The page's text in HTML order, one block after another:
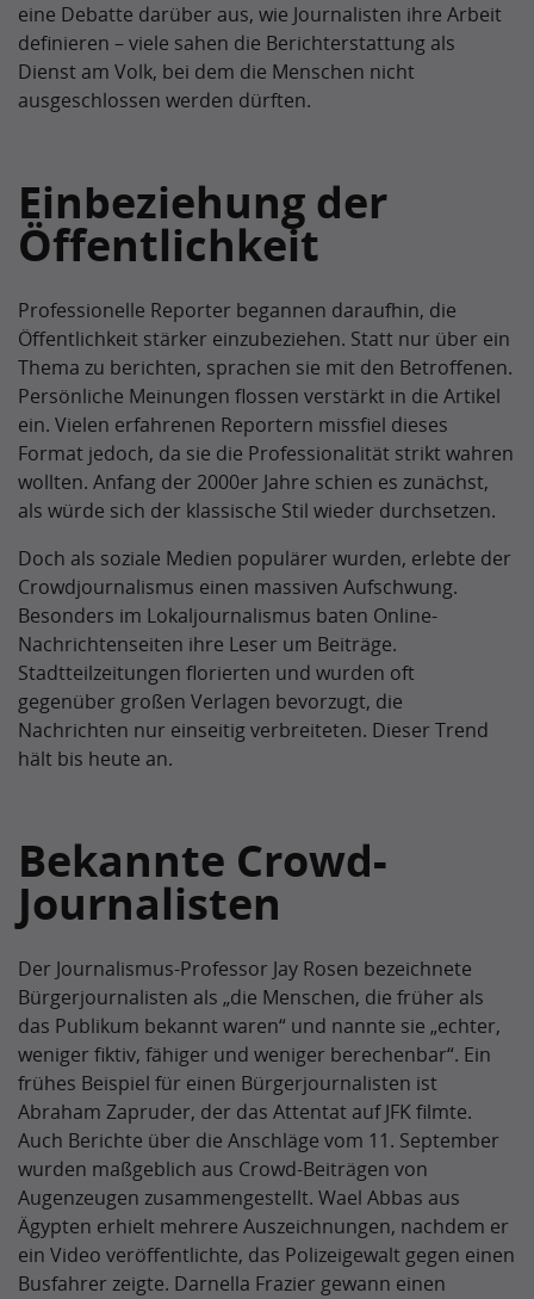
eine Debatte darüber aus, wie Journalisten ihre Arbeit
definieren – viele sahen die Berichterstattung als
Dienst am Volk, bei dem die Menschen nicht
ausgeschlossen werden dürften.
Einbeziehung der
Öffentlichkeit
Professionelle Reporter begannen daraufhin, die
Öffentlichkeit stärker einzubeziehen. Statt nur über ein
Thema zu berichten, sprachen sie mit den Betroffenen.
Persönliche Meinungen flossen verstärkt in die Artikel
ein. Vielen erfahrenen Reportern missfiel dieses
Format jedoch, da sie die Professionalität strikt wahren
wollten. Anfang der 2000er Jahre schien es zunächst,
als würde sich der klassische Stil wieder durchsetzen.
Doch als soziale Medien populärer wurden, erlebte der
Crowdjournalismus einen massiven Aufschwung.
Besonders im Lokaljournalismus baten Online-
Nachrichtenseiten ihre Leser um Beiträge.
Stadtteilzeitungen florierten und wurden oft
gegenüber großen Verlagen bevorzugt, die
Nachrichten nur einseitig verbreiteten. Dieser Trend
hält bis heute an.
Bekannte Crowd-
Journalisten
Der Journalismus-Professor Jay Rosen bezeichnete
Bürgerjournalisten als „die Menschen, die früher als
das Publikum bekannt waren“ und nannte sie „echter,
weniger fiktiv, fähiger und weniger berechenbar“. Ein
frühes Beispiel für einen Bürgerjournalisten ist
Abraham Zapruder, der das Attentat auf JFK filmte.
Auch Berichte über die Anschläge vom 11. September
wurden maßgeblich aus Crowd-Beiträgen von
Augenzeugen zusammengestellt. Wael Abbas aus
Ägypten erhielt mehrere Auszeichnungen, nachdem er
ein Video veröffentlichte, das Polizeigewalt gegen einen
Busfahrer zeigte. Darnella Frazier gewann einen